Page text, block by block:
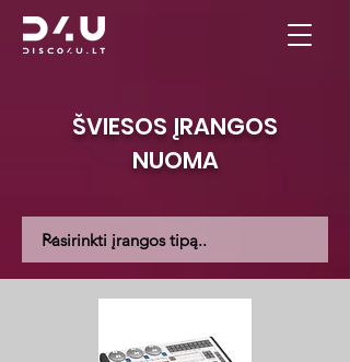
ŠVIESOS ĮRANGOS
NUOMA